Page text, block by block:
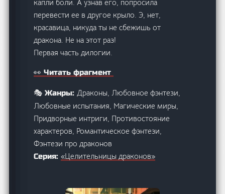
капли боли. А узнав его, попросила
перевести ее в другое крыло. Э, нет,
красавица, никуда ты не сбежишь от
дракона. Не на этот раз!
Первая часть дилогии.
👀 Читать фрагмент
🎭 Жанры:Драконы, Любовное фэнтези,
Любовные испытания, Магические миры,
Придворные интриги, Противостояние
характеров, Романтическое фэнтези,
Фэнтези про драконов
Серия:«Целительницы драконов»